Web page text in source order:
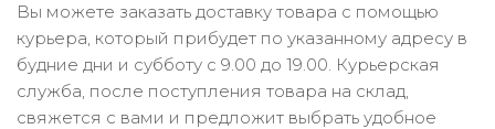
Вы можете заказать доставку товара с помощью
курьера, который прибудет по указанному адресу в
будние дни и субботу с 9.00 до 19.00. Курьерская
служба, после поступления товара на склад,
свяжется с вами и предложит выбрать удобное